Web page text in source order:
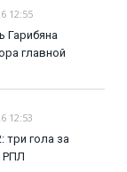
12:55
Гарибяна
главной
12:53
три гола за
РПЛ